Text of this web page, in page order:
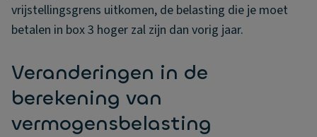
vrijstellingsgrens uitkomen, de belasting die je moet
betalen in box 3 hoger zal zijn dan vorig jaar.
Veranderingen in de
berekening van
vermogensbelasting